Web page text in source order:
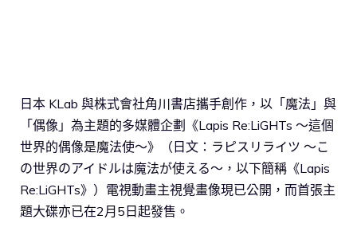
日本 KLab 與株式會社角川書店攜手創作，以「魔法」與
「偶像」為主題的多媒體企劃《Lapis Re:LiGHTs ～這個
世界的偶像是魔法使～》（日文：ラピスリライツ ～こ
の世界のアイドルは魔法が使える～，以下簡稱《Lapis
Re:LiGHTs》）電視動畫主視覺畫像現已公開，而首張主
題大碟亦已在2月5日起發售。